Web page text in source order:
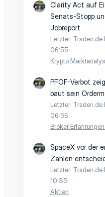
Clarity Act auf
Senats-Stopp
Jobreport
Letzter: Traden.de
06:55
Krypto
PFOF-Verbot
baut sein
Letzter: Traden.de
06:56
Broker
SpaceX vor der
Zahlen
Letzter: Traden.de
10:35
Aktien